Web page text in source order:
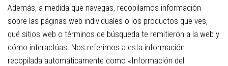
Además, a medida que navegas, recopilamos información
sobre las páginas web individuales o los productos que ves,
qué sitios web o términos de búsqueda te remitieron a la web y
cómo interactúas. Nos referimos a esta información
recopilada automáticamente como «Información del